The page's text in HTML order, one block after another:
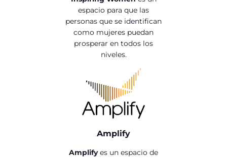
espacio para que las
personas que se identifican
como mujeres puedan
prosperar en todos los
niveles.
Amplify
Amplifyes un espacio de